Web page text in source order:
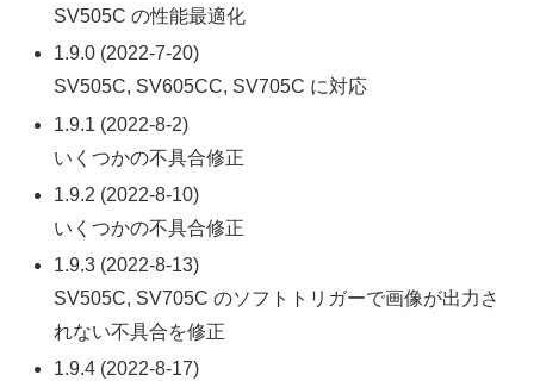
SV505C の性能最適化
1.9.0 (2022-7-20)
SV505C, SV605CC, SV705C に対応
1.9.1 (2022-8-2)
いくつかの不具合修正
1.9.2 (2022-8-10)
いくつかの不具合修正
1.9.3 (2022-8-13)
SV505C, SV705C のソフトトリガーで画像が出力さ
れない不具合を修正
1.9.4 (2022-8-17)